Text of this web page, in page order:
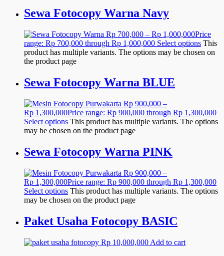
Sewa Fotocopy Warna Navy
Rp 700,000 – Rp 1,000,000Price
range: Rp 700,000 through Rp 1,000,000 Select options This
product has multiple variants. The options may be chosen on
the product page
Sewa Fotocopy Warna BLUE
Rp 900,000 –
Rp 1,300,000Price range: Rp 900,000 through Rp 1,300,000
Select options This product has multiple variants. The options
may be chosen on the product page
Sewa Fotocopy Warna PINK
Rp 900,000 –
Rp 1,300,000Price range: Rp 900,000 through Rp 1,300,000
Select options This product has multiple variants. The options
may be chosen on the product page
Paket Usaha Fotocopy BASIC
Rp 10,000,000 Add to cart